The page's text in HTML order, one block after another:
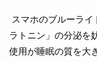
スマホのブルーラ
ラトニン」の分泌を
使用が睡眠の質を大